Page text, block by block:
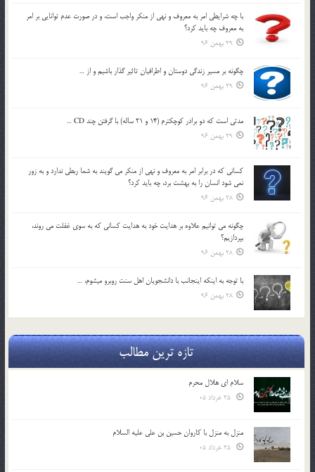
با چه شرايطي امر به معروف و نهي از منکر واجب است، و در صورت عدم توانايي بر امر
به معروف چه بايد کرد؟
29 بهمن 96
چگونه بر مسير زندگي دوستان و اطرافيان تاثير گذار باشيم و از …
29 بهمن 96
مدتي است كه دو برادر كوچكترم (14 و 21 ساله) با گرفتن چند CD …
29 بهمن 96
كساني كه در برابر امر به معروف و نهي از منكر مي گويند به شما ربطي ندارد و به زور
نمي شود انسان را به بهشت برد، چه بايد كرد؟
28 بهمن 96
چگونه مي توانيم علاوه بر هدايت خود به هدايت كساني كه به سوي غفلت مي روند،
بپردازيم؟
28 بهمن 96
با توجه به اينكه اينجانب با دانشجويان اهل سنت روبرو مي‎شوم، …
28 بهمن 96
تازه ترین مطالب
سلام ای هلال محرم
منزل به منزل با کاروان حسین بن علی علیه السلام